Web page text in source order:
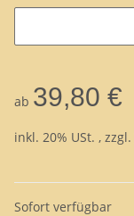
ab 39,80 €
inkl. 20% USt. , zzgl.
Sofort verfügbar